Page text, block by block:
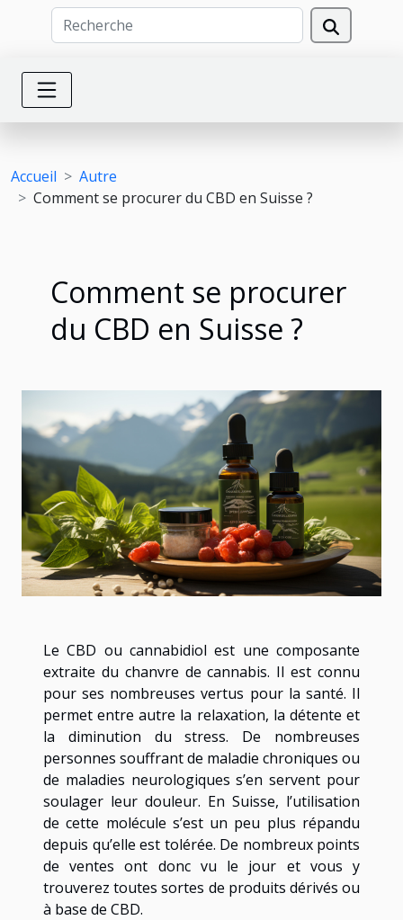
Accueil
Autre
Comment se procurer du CBD en Suisse ?
Comment se procurer
du CBD en Suisse ?
Le CBD ou cannabidiol est une composante
extraite du chanvre de cannabis. Il est connu
pour ses nombreuses vertus pour la santé. Il
permet entre autre la relaxation, la détente et
la diminution du stress. De nombreuses
personnes souffrant de maladie chroniques ou
de maladies neurologiques s’en servent pour
soulager leur douleur. En Suisse, l’utilisation
de cette molécule s’est un peu plus répandu
depuis qu’elle est tolérée. De nombreux points
de ventes ont donc vu le jour et vous y
trouverez toutes sortes de produits dérivés ou
à base de CBD.